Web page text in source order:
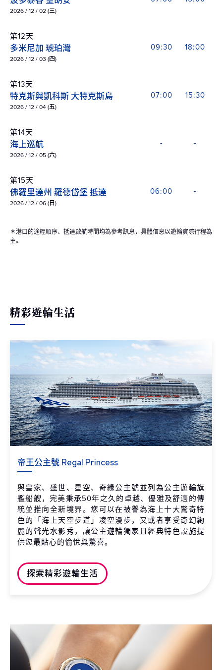
2026 / 12 / 02 (三)
第12天
多米尼加 琥珀灣
2026 / 12 / 03 (四)
09:30 18:00
第13天
特克斯與凱科斯 大特克斯島
2026 / 12 / 04 (五)
07:00 15:30
第14天
海上巡航
2026 / 12 / 05 (六)
- -
第15天
佛羅里達州 羅德岱堡 抵達
2026 / 12 / 06 (日)
06:00 -
＊港口的途經順序、抵達啟航時間均為參考訊息，具體信息以遊輪實際行程為
主。
精彩遊輪生活
帝王公主號 Regal Princess
與皇家、盛世、星空、奇緣公主號並列為公主遊輪旗
艦船艘，完美秉承50年之久的卓越、優雅及舒適的傳
統並推向全新境界。您可以在被譽為海上十大驚奇特
色的「海上天空步道」凌空漫步，又或者享受奇幻絢
麗的聲光水影秀，讓公主遊輪獨家且經典特色設施提
供您最貼心的愉悅與驚喜。
探索精彩遊輪生活